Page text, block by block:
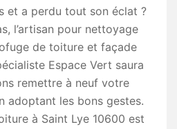
et a perdu tout son éclat ?
l’artisan pour nettoyage
de toiture et façade
Espace Vert saura
remettre à neuf votre
adoptant les bons gestes.
à Saint Lye 10600 est